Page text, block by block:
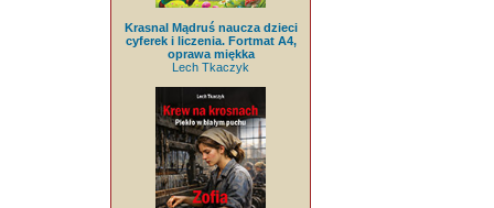
Krasnal Mądruś naucza dzieci
cyferek i liczenia. Fortmat A4,
oprawa miękka
Lech Tkaczyk